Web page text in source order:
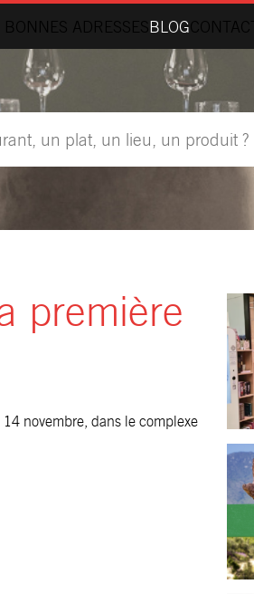
BONNES ADRESSESBLOG
première
novembre, dans le complexe